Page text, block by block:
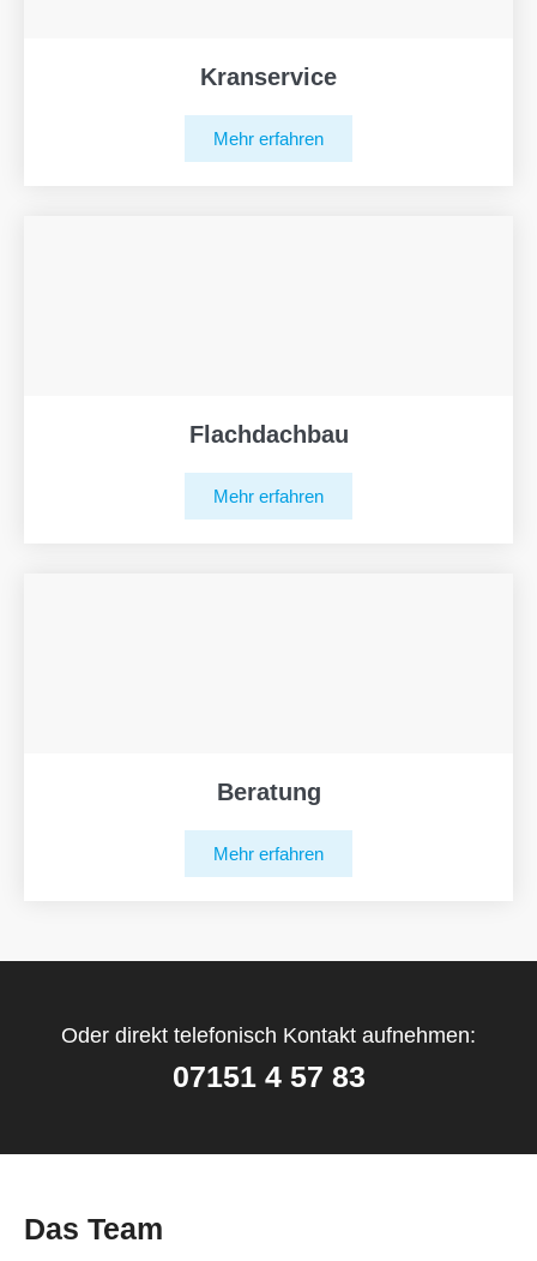
Kranservice
Mehr erfahren
Flachdachbau
Mehr erfahren
Beratung
Mehr erfahren
Oder direkt telefonisch Kontakt aufnehmen:
07151 4 57 83
Das Team